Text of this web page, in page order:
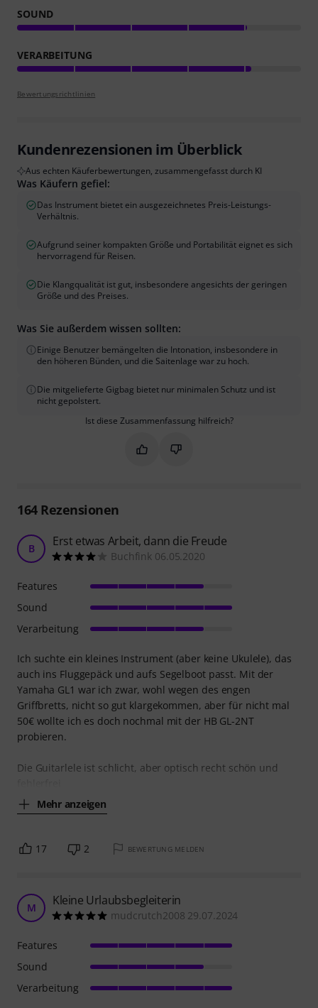
SOUND
VERARBEITUNG
Bewertungsrichtlinien
Kundenrezensionen im Überblick
Aus echten Käuferbewertungen, zusammengefasst durch KI
Was Käufern gefiel:
Das Instrument bietet ein ausgezeichnetes Preis-Leistungs-
Verhältnis.
Aufgrund seiner kompakten Größe und Portabilität eignet es sich
hervorragend für Reisen.
Die Klangqualität ist gut, insbesondere angesichts der geringen
Größe und des Preises.
Was Sie außerdem wissen sollten:
Einige Benutzer bemängelten die Intonation, insbesondere in
den höheren Bünden, und die Saitenlage war zu hoch.
Die mitgelieferte Gigbag bietet nur minimalen Schutz und ist
nicht gepolstert.
Ist diese Zusammenfassung hilfreich?
Markieren Sie diese
Markieren Sie diese
164Rezensionen
B Erst etwas Arbeit, dann die Freude
Buchfink 06.05.2020
Ich suchte ein kleines Instrument (aber keine Ukulele), das
auch ins Fluggepäck und aufs Segelboot passt. Mit der
Yamaha GL1 war ich zwar, wohl wegen des engen
Griffbretts, nicht so gut klargekommen, aber für nicht mal
50€ wollte ich es doch nochmal mit der HB GL-2NT
probieren.
Die Guitarlele ist schlicht, aber optisch recht schön und
Mehr anzeigen
Features
Sound
Verarbeitung
17 2 BEWERTUNG MELDEN
M Kleine Urlaubsbegleiterin
mudcrutch2008 29.07.2024
Features
Sound
Verarbeitung